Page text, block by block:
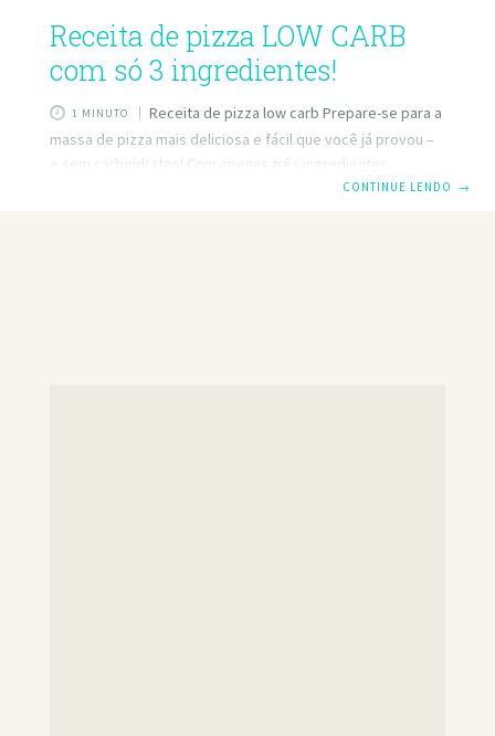
Receita de pizza LOW CARB
com só 3 ingredientes!
1 MINUTO
Receita de pizza low carb Prepare-se para a
massa de pizza mais deliciosa e fácil que você já provou –
e sem carboidratos! Com apenas três ingredientes
simples, você pode comer uma pizza saborosa eCONTINUE LENDO →